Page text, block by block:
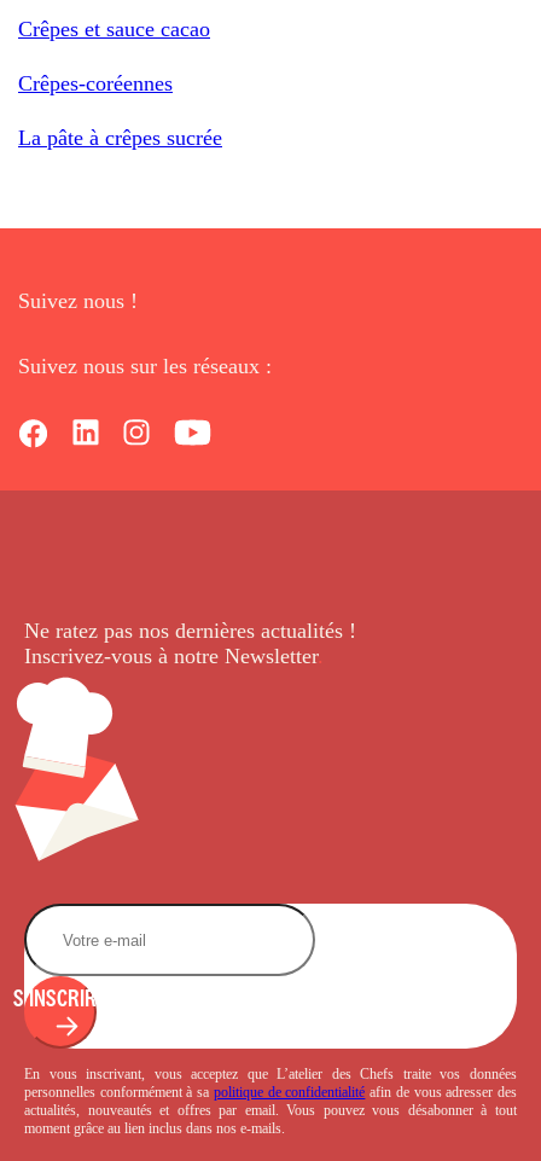
Crêpes et sauce cacao
Crêpes-coréennes
La pâte à crêpes sucrée
Suivez nous !
Suivez nous sur les réseaux :
Ne ratez pas nos dernières actualités !
Inscrivez-vous à notre Newsletter.
S'INSCRIRE
En vous inscrivant, vous acceptez que L’atelier des Chefs traite vos données
personnelles conformément à sa politique de confidentialité afin de vous adresser des
actualités, nouveautés et offres par email. Vous pouvez vous désabonner à tout
moment grâce au lien inclus dans nos e-mails.